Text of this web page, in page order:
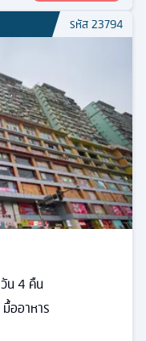
รหัส23794
วัน4 คืน
มื้ออาหาร